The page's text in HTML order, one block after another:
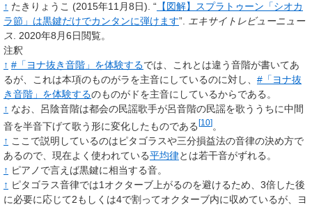
↑ たきりょうこ (2015年11月8日). “ 【図解】スプラトゥーン「シオカ
ラ節」は黒鍵だけでカンタンに弾けます”. エキサイトレビューニュー
ス
2020年8月6日閲覧。
注釈
↑ #「ヨナ抜き音階」を体験するでは、これとは違う音階が書いてあ
るが、これは本項のものがラを主音にしているのに対し、 #「ヨナ抜
き音階」を体験するのものがドを主音にしているからである。
↑ なお、呂陰音階は都会の民謡歌手が呂音階の民謡を歌ううちに中間
音を半音下げて歌う形に変化したものである [10] 。
↑ ここで説明しているのはピタゴラスや三分損益法の音律の決め方で
あるので、現在よく使われている平均律とは若干音がずれる。
↑ ピアノで言えば黒鍵に相当する音。
↑ ピタゴラス音律では1オクターブ上がるのを避けるため、3倍した後
に必要に応じて2もしくは4で割ってオクターブ内に収めているが、ヨ